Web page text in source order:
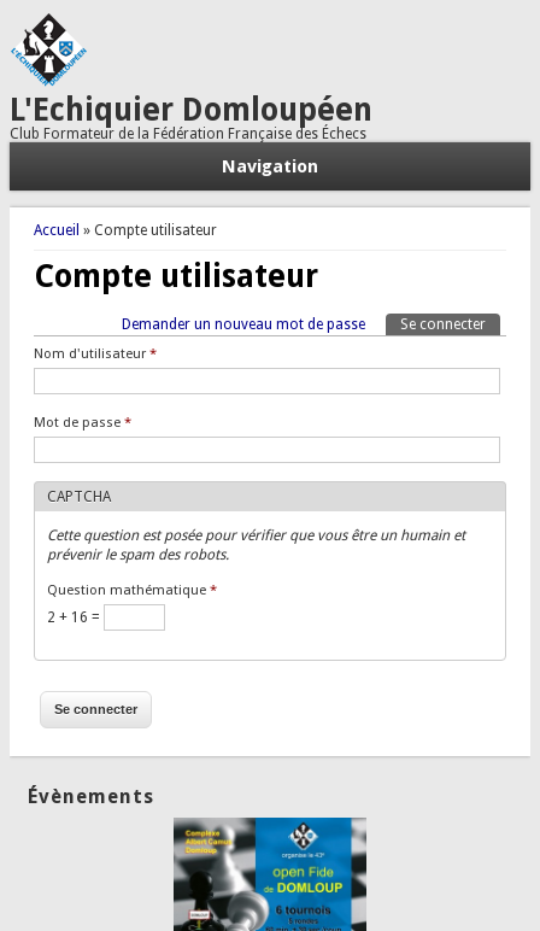
L'Echiquier Domloupéen
Club Formateur de la Fédération Française des Échecs
Navigation
Vous êtes ici
Accueil » Compte utilisateur
Compte utilisateur
Onglets principaux Se connecter
Demander un nouveau mot de passe
Tertiary tabs
Nom d'utilisateur*
Mot de passe *
CAPTCHA
Cette question est posée pour vérifier que vous être un humain et
prévenir le spam des robots.
Question mathématique *
2 + 16 =
Évènements